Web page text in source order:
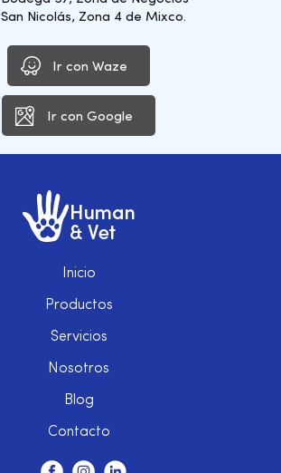
San Nicolás, Zona 4 de Mixco.
Ir con Waze
Ir con Google
Inicio
Productos
Servicios
Nosotros
Blog
Contacto